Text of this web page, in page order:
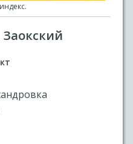
Заокский